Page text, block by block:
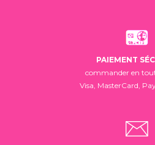
PAIEMENT
commander en
Visa, MasterCard,